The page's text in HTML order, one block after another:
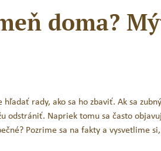
doma?
rady, ako sa ho zbaviť. Ak sa zubný
odstrániť. Napriek tomu sa často
Pozrime sa na fakty a vysvetlime
PRIDAŤ DO